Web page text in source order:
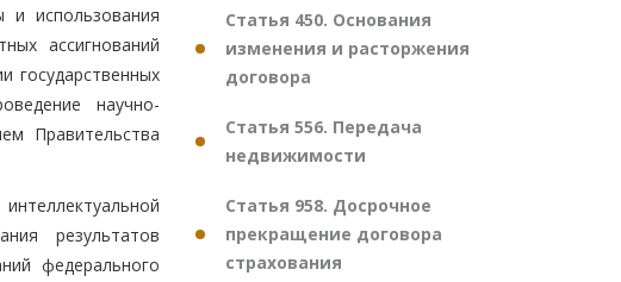
использования
ассигнований
государственных
научно-
Правительства
результатов
федерального
Статья 450. Основания
изменения и расторжения
договора
Статья 556. Передача
недвижимости
Статья 958. Досрочное
прекращение договора
страхования